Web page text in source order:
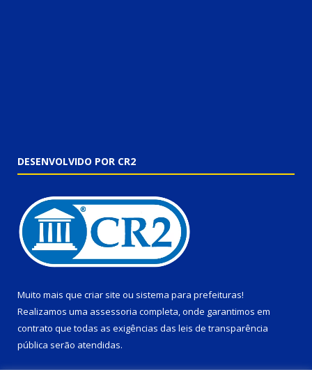
DESENVOLVIDO POR CR2
Muito mais que criar site ou sistema para prefeituras!
Realizamos uma assessoria completa, onde garantimos em
contrato que todas as exigências das leis de transparência
pública serão atendidas.